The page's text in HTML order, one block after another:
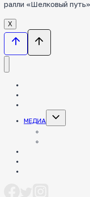
ралли «Шелковый
Х
МЕДИА
Toggle